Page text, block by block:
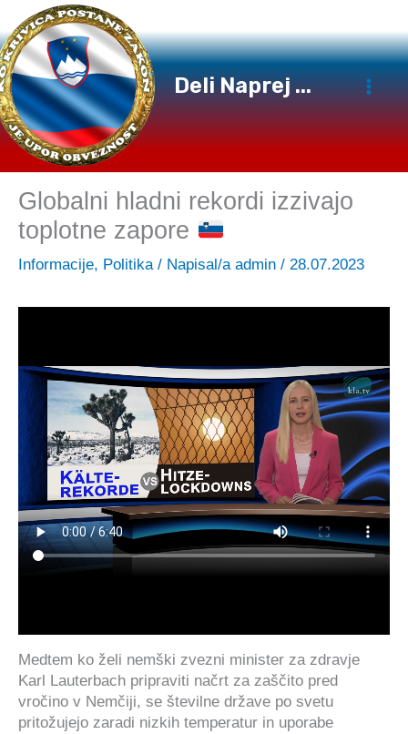
Preskoči
na
vsebino
Deli Naprej ...
Globalni hladni rekordi izzivajo
toplotne zapore
Informacije, Politika/ Napisal/a admin / 28.07.2023
Medtem ko želi nemški zvezni minister za zdravje
Karl Lauterbach pripraviti načrt za zaščito pred
vročino v Nemčiji, se številne države po svetu
pritožujejo zaradi nizkih temperatur in uporabe